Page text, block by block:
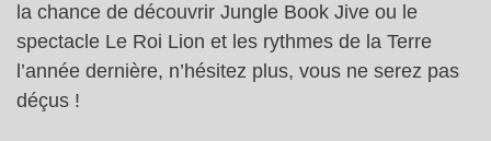
la chance de découvrir Jungle Book Jive ou le
spectacle Le Roi Lion et les rythmes de la Terre
l’année dernière, n’hésitez plus, vous ne serez pas
déçus !